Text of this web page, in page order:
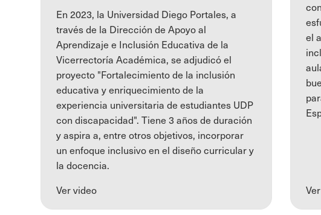
En 2023, la Universidad Diego Portales, a
través de la Dirección de Apoyo al
Aprendizaje e Inclusión Educativa de la
Vicerrectoría Académica, se adjudicó el
proyecto "Fortalecimiento de la inclusión
educativa y enriquecimiento de la
experiencia universitaria de estudiantes UDP
con discapacidad". Tiene 3 años de duración
y aspira a, entre otros objetivos, incorporar
un enfoque inclusivo en el diseño curricular y
la docencia.
Ver video
el